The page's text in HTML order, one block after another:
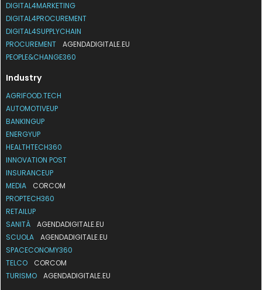
DIGITAL4MARKETING
DIGITAL4PROCUREMENT
DIGITAL4SUPPLYCHAIN
PROCUREMENT
AGENDADIGITALE.EU
PEOPLE&CHANGE360
Industry
AGRIFOOD.TECH
AUTOMOTIVEUP
BANKINGUP
ENERGYUP
HEALTHTECH360
INNOVATION POST
INSURANCEUP
MEDIA
CORCOM
PROPTECH360
RETAILUP
SANITÀ
AGENDADIGITALE.EU
SCUOLA
AGENDADIGITALE.EU
SPACECONOMY360
TELCO
CORCOM
TURISMO
AGENDADIGITALE.EU